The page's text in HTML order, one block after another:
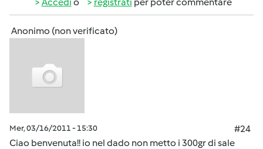
Anonimo (non verificato)
Mer, 03/16/2011 - 15:30
#24
Ciao benvenuta!! io nel dado non metto i 300gr di sale